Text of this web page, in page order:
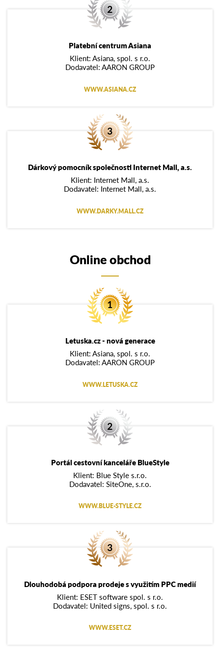
Platební centrum Asiana
Klient: Asiana, spol. s r.o.
Dodavatel: AARON GROUP
WWW.ASIANA.CZ
Dárkový pomocník společnosti Internet Mall, a.s.
Klient: Internet Mall, a.s.
Dodavatel: Internet Mall, a.s.
WWW.DARKY.MALL.CZ
Online obchod
Letuska.cz - nová generace
Klient: Asiana, spol. s r.o.
Dodavatel: AARON GROUP
WWW.LETUSKA.CZ
Portál cestovní kanceláře BlueStyle
Klient: Blue Style s.r.o.
Dodavatel: SiteOne, s.r.o.
WWW.BLUE-STYLE.CZ
Dlouhodobá podpora prodeje s využitím PPC medií
Klient: ESET software spol. s r.o.
Dodavatel: United signs, spol. s r.o.
WWW.ESET.CZ